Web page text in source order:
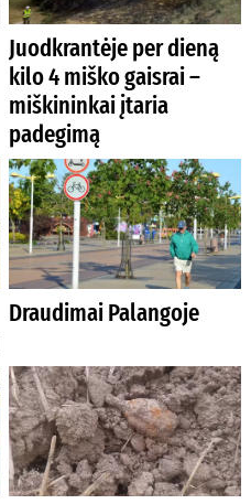
Juodkrantėje per dieną
kilo 4 miško gaisrai –
miškininkai įtaria
padegimą
Draudimai Palangoje